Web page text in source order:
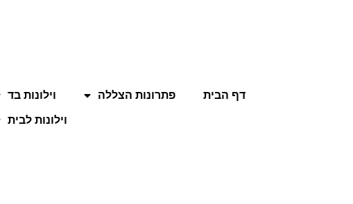
דף הבית פתרונות הצללה
וילונות בד
וילונות לבית